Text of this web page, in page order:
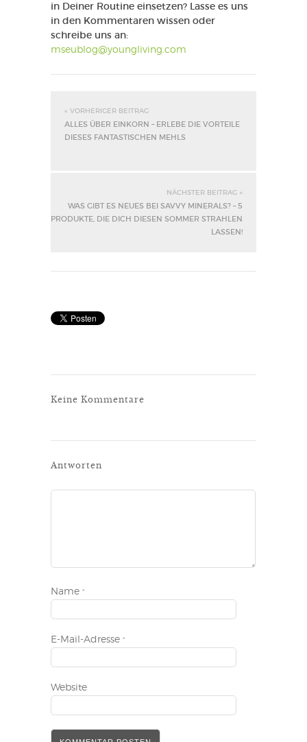
in Deiner Routine einsetzen? Lasse es uns
in den Kommentaren wissen oder
schreibe uns an:
mseublog@youngliving.com
« VORHERIGER BEITRAG
ALLES ÜBER EINKORN – ERLEBE DIE VORTEILE
DIESES FANTASTISCHEN MEHLS
NÄCHSTER BEITRAG »
WAS GIBT ES NEUES BEI SAVVY MINERALS? – 5
PRODUKTE, DIE DICH DIESEN SOMMER STRAHLEN
LASSEN!
Keine Kommentare
Antworten
Name *
E-Mail-Adresse *
Website